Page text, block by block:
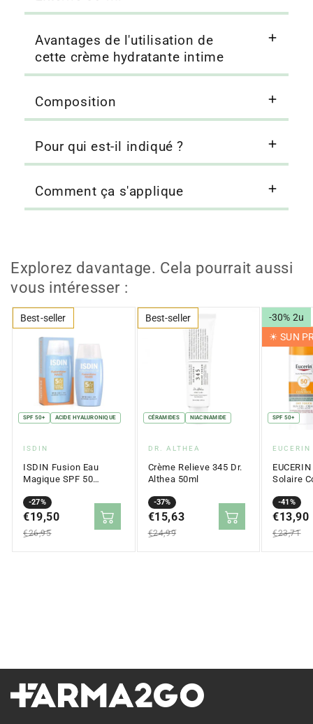
Avantages de l'utilisation de
cette crème hydratante intime
Composition
Pour qui est-il indiqué ?
Comment ça s'applique
Explorez davantage. Cela pourrait aussi
vous intéresser :
Best-seller
SPF 50+ ACIDE HYALURONIQUE
Fournisseur
:
ISDIN
ISDIN Fusion Eau
Magique SPF 50
-27%
Prix
en
solde
€19,50
Prix
régulier
€26,95
Best-seller
CÉRAMIDES NIACINAMIDE
Fournisseur
:
DR. ALTHEA
Crème Relieve 345 Dr.
Althea 50ml
-37%
Prix
en
solde
€15,63
Prix
régulier
€24,99
-30% 2u
☀︎ SUN
SPF 50+
:
EUCERIN
Solaire
SPF 50+
-41%
Prix
en
solde
€13,90
Prix
régulier
€23,71